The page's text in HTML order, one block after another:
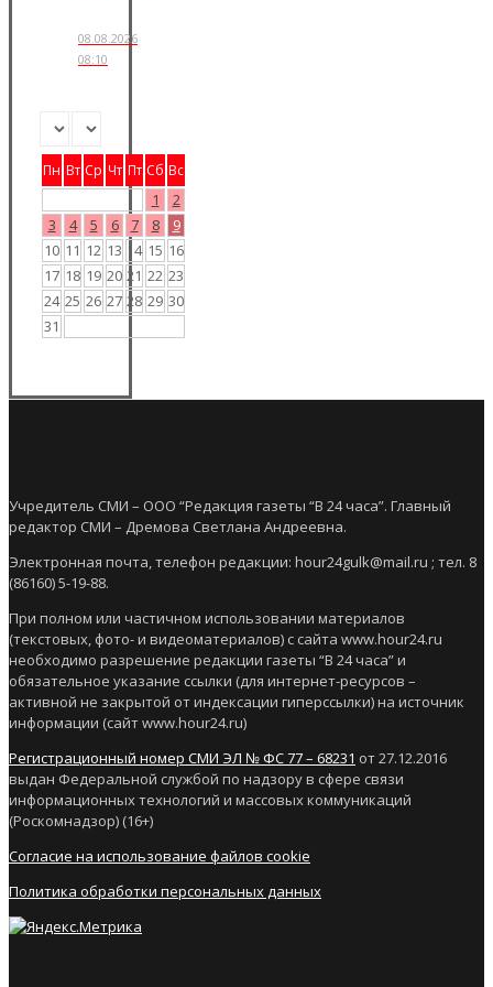
08.08.2026
08:10
Пн Вт Ср Чт Пт Сб Вс
1
2
3
4 5 6 7 8
9
10 11 12 13 14 15 16
17 18 19 20 21 22 23
24 25 26 27 28 29 30
31
Учредитель СМИ – ООО “Редакция газеты “В 24 часа”. Главный
редактор СМИ – Дремова Светлана Андреевна.
Электронная почта, телефон редакции: hour24gulk@mail.ru ; тел. 8
(86160) 5-19-88.
При полном или частичном использовании материалов
(текстовых, фото- и видеоматериалов) с сайта www.hour24.ru
необходимо разрешение редакции газеты “В 24 часа” и
обязательное указание ссылки (для интернет-ресурсов –
активной не закрытой от индексации гиперссылки) на источник
информации (сайт www.hour24.ru)
Регистрационный номер СМИ ЭЛ № ФС 77 – 68231 от 27.12.2016
выдан Федеральной службой по надзору в сфере связи
информационных технологий и массовых коммуникаций
(Роскомнадзор) (16+)
Согласие на использование файлов cookie
Политика обработки персональных данных